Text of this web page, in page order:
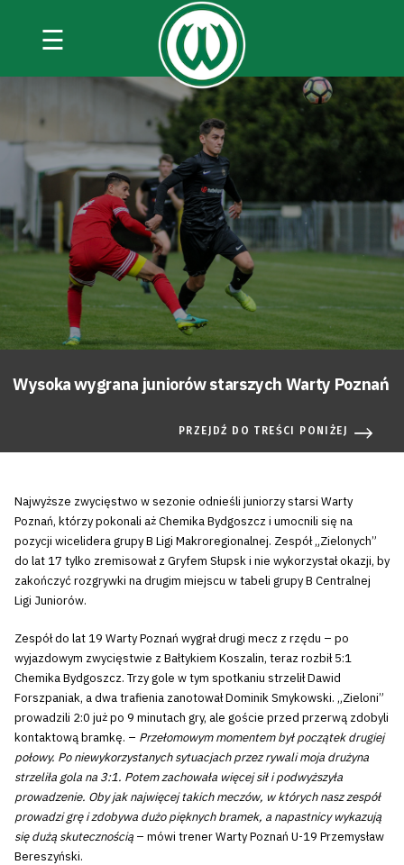
☰
Wysoka wygrana juniorów starszych Warty Poznań
PRZEJDŹ DO TREŚCI PONIŻEJ
Najwyższe zwycięstwo w sezonie odnieśli juniorzy starsi Warty
Poznań, którzy pokonali aż Chemika Bydgoszcz i umocnili się na
pozycji wicelidera grupy B Ligi Makroregionalnej. Zespół „Zielonych”
do lat 17 tylko zremisował z Gryfem Słupsk i nie wykorzystał okazji, by
zakończyć rozgrywki na drugim miejscu w tabeli grupy B Centralnej
Ligi Juniorów.
Zespół do lat 19 Warty Poznań wygrał drugi mecz z rzędu – po
wyjazdowym zwycięstwie z Bałtykiem Koszalin, teraz rozbił 5:1
Chemika Bydgoszcz. Trzy gole w tym spotkaniu strzelił Dawid
Forszpaniak, a dwa trafienia zanotował Dominik Smykowski. „Zieloni”
prowadzili 2:0 już po 9 minutach gry, ale goście przed przerwą zdobyli
kontaktową bramkę. – Przełomowym momentem był początek drugiej
połowy. Po niewykorzystanych sytuacjach przez rywali moja drużyna
strzeliła gola na 3:1. Potem zachowała więcej sił i podwyższyła
prowadzenie. Oby jak najwięcej takich meczów, w których nasz zespół
prowadzi grę i zdobywa dużo pięknych bramek, a napastnicy wykazują
się dużą skutecznością – mówi trener Warty Poznań U-19 Przemysław
Bereszyński.